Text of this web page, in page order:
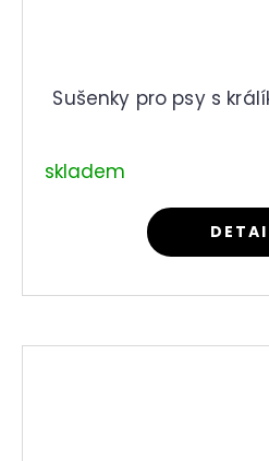
Sušenky pro psy s
skladem